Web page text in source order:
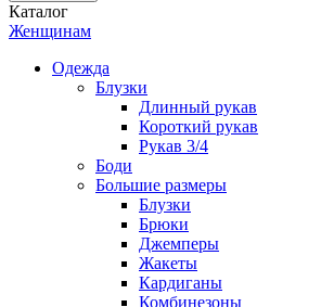
Каталог
Женщинам
Одежда
Блузки
Длинный рукав
Короткий рукав
Рукав 3/4
Боди
Большие размеры
Блузки
Брюки
Джемперы
Жакеты
Кардиганы
Комбинезоны